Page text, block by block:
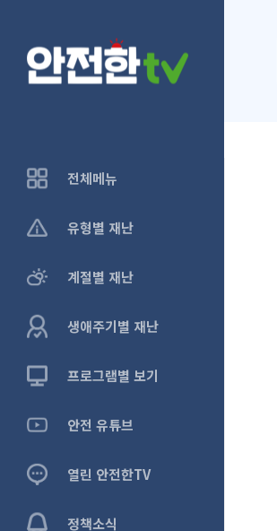
전체메뉴
유형별 재난
계절별 재난
생애주기별 재난
프로그램별 보기
안전 유튜브
열린 안전한TV
정책소식